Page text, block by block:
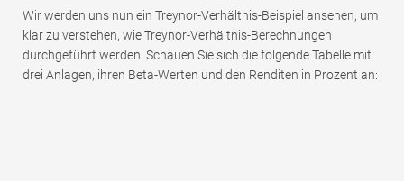
Wir werden uns nun ein Treynor-Verhältnis-Beispiel ansehen, um
klar zu verstehen, wie Treynor-Verhältnis-Berechnungen
durchgeführt werden. Schauen Sie sich die folgende Tabelle mit
drei Anlagen, ihren Beta-Werten und den Renditen in Prozent an: